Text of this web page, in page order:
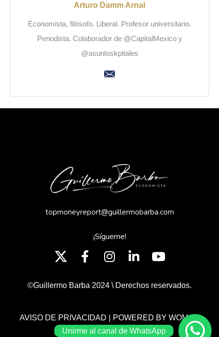
Arturo Damm Arnal
Economista, filósofo. Liberal. Profesor universitario.
Periodista. Colaborador de @CapitalMexico y
@asuntoskpitales
topmoneyreport@guillermobarba.com
¡Sígueme!
©Guillermo Barba 2024 \ Derechos reservados.
AVISO DE PRIVACIDAD | POWERED BY WOMGP
Unirme al canal de WhatsApp